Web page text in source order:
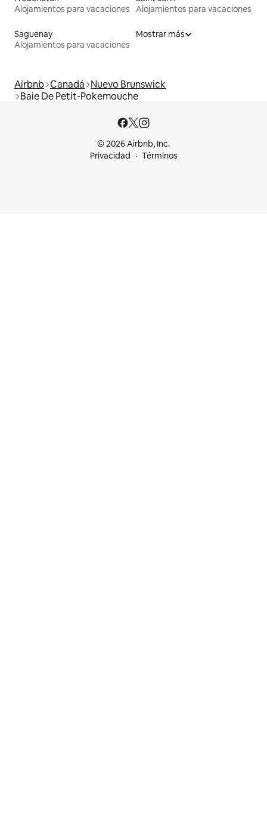
Alojamientos para vacaciones
Alojamientos para vacaciones
Saguenay
Alojamientos para vacaciones
Mostrar más
Airbnb Canadá Nuevo Brunswick
Baie De Petit-Pokemouche
© 2026 Airbnb, Inc.
Privacidad
Términos